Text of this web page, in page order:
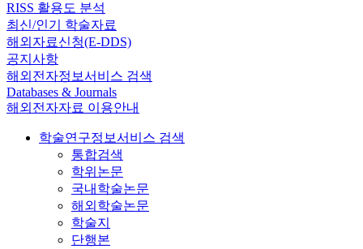
RISS 활용도 분석
최신/인기 학술자료
해외자료신청(E-DDS)
공지사항
해외전자정보서비스 검색
Databases & Journals
해외전자자료 이용안내
학술연구정보서비스 검색
통합검색
학위논문
국내학술논문
해외학술논문
학술지
단행본